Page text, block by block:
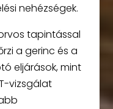
nehézségek.
tapintással
a gerinc és a
eljárások, mint
vizsgálat